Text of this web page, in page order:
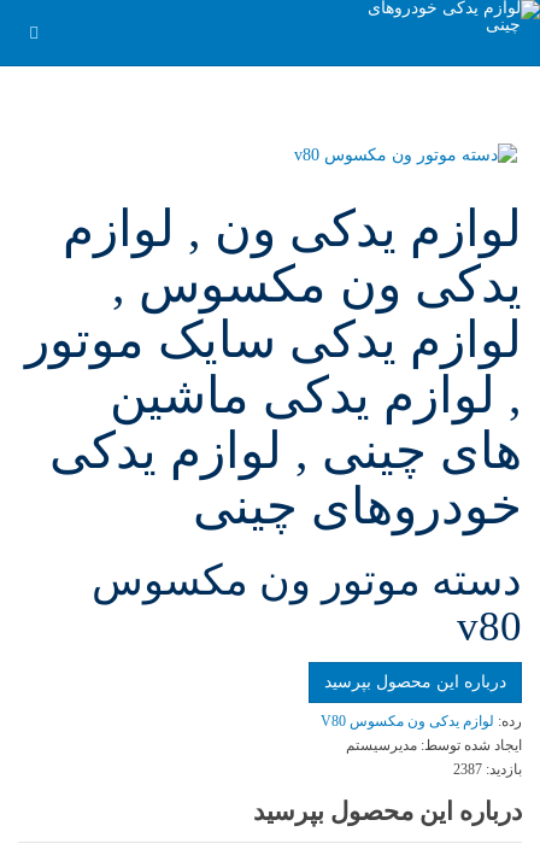
لوازم یدکی ون , لوازم
یدکی ون مکسوس ,
لوازم یدکی سایک موتور
, لوازم یدکی ماشین
های چینی , لوازم یدکی
خودروهای چینی
دسته موتور ون مكسوس
v80
درباره این محصول بپرسید
رده: لوازم یدکی ون مکسوس V80
ایجاد شده توسط: مدیرسیستم
بازدید: 2387
درباره این محصول بپرسید